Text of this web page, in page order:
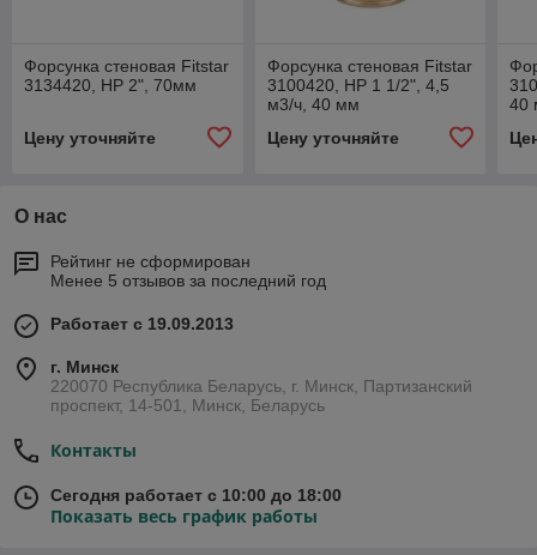
Форсунка стеновая Fitstar
3134420, НР 2", 70мм
Цену уточняйте
Форсунка стеновая Fitstar
3100420, НР 1 1/2", 4,5
м3/ч, 40 мм
Цену уточняйте
40
О нас
Рейтинг не сформирован
Менее 5 отзывов за последний год
Работает с 19.09.2013
г. Минск
220070 Республика Беларусь, г. Минск, Партизанский
проспект, 14-501, Минск, Беларусь
Контакты
Сегодня работает с 10:00 до 18:00
Показать весь график работы